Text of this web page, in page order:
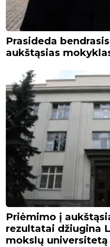
Prasideda
aukštąsias
Priėmimo į
rezultatai džiugina
mokslų universitetą